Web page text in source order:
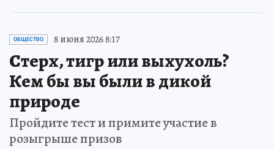
ОБЩЕСТВО 8 июня 2026 8:17
Стерх, тигр или выхухоль?
Кем бы вы были в дикой
природе
Пройдите тест и примите участие в
розыгрыше призов